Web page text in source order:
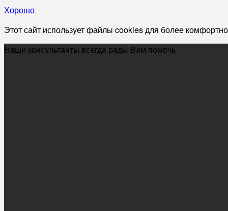
Хорошо
Этот сайт использует файлы cookies для более
Наши консультанты всегда рады Вам помочь